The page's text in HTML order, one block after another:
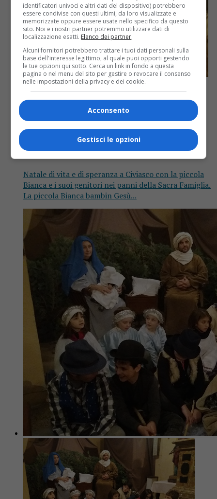
La piccola Bianca protagonista del
presepe vivente di Civiasco
Natale di vita e di speranza a Civiasco con la piccola
Bianca e i suoi genitori nei panni della Sacra Famiglia.
La piccola Bianca bambin Gesù...
identificatori univoci e altri dati del dispositivo) potrebbero
essere condivise con questi ultimi, da loro visualizzate e
memorizzate oppure essere usate nello specifico da questo
sito. Noi e i nostri partner potremmo utilizzare dati di
localizzazione esatti. Elenco dei partner.
Alcuni fornitori potrebbero trattare i tuoi dati personali sulla
base dell'interesse legittimo, al quale puoi opporti gestendo
le tue opzioni qui sotto. Cerca un link in fondo a questa
pagina o nel menu del sito per gestire o revocare il consenso
nelle impostazioni della privacy e dei cookie.
Acconsento
Gestisci le opzioni